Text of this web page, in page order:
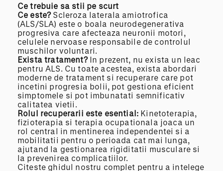
Ce trebuie sa stii pe scurt
Ce este?Scleroza laterala amiotrofica
(ALS/SLA) este o boala neurodegenerativa
progresiva care afecteaza neuronii motori,
celulele nervoase responsabile de controlul
muschilor voluntari.
Exista tratament?In prezent, nu exista un leac
pentru ALS. Cu toate acestea, exista abordari
moderne de tratament si recuperare care pot
incetini progresia bolii, pot gestiona eficient
simptomele si pot imbunatati semnificativ
calitatea vietii.
Rolul recuperarii este esential: Kinetoterapia,
fizioterapia si terapia ocupationala joaca un
rol central in mentinerea independentei si a
mobilitatii pentru o perioada cat mai lunga,
ajutand la gestionarea rigiditatii musculare si
la prevenirea complicatiilor.
Citeste ghidul nostru complet pentru a intelege